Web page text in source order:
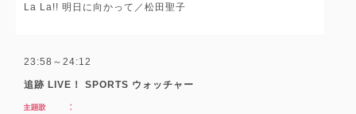
La La!! 明日に向かって／松田聖子
23:58～24:12
追跡 LIVE！ SPORTS ウォッチャー